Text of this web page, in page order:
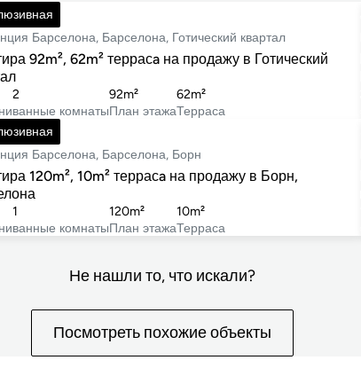
000 €
Барселона, Барселона, Готический квартал
92m², 62m² террасa на продажу в Готический
ванные комнаты
2
План этажа
92m²
Терраса
62m²
€
Барселона, Барселона, Борн
120m², 10m² террасa на продажу в Борн,
ванные комнаты
1
План этажа
120m²
Терраса
10m²
Не нашли то, что искали?
Посмотреть похожие объекты